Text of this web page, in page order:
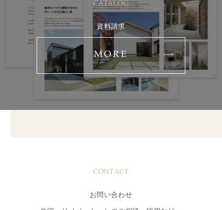
CATALOG
資料請求
MORE
CONTACT
お問い合わせ